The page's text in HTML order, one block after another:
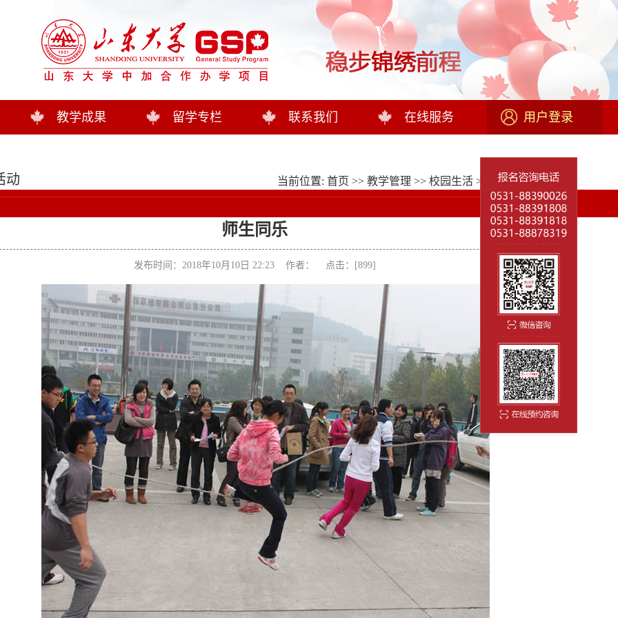
教学成果 留学专栏 联系我们 在线服务 用户登录
动 当前位置: 首页 >> 教学管理 >> 校园生活 >> 校园活动>> 正文
师生同乐
发布时间：2018年10月10日 22:23 作者： 点击：[899]